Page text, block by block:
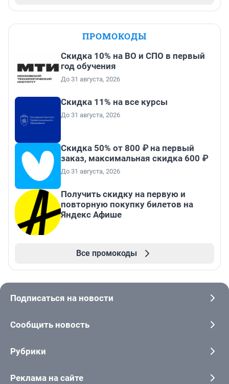
ПРОМОКОДЫ
Скидка 10% на ВО и СПО в первый
год обучения
До 31 августа, 2026
Скидка 11% на все курсы
До 31 августа, 2026
Скидка 50% от 800 ₽ на первый
заказ, максимальная скидка 600 ₽
До 31 августа, 2026
Получить скидку на первую и
повторную покупку билетов на
Яндекс Афише
Все промокоды
Подписаться на новости
Сообщить новость
Рубрики
Реклама на сайте